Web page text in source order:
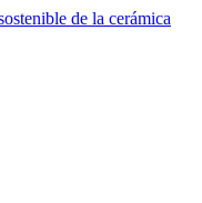
de la cerámica